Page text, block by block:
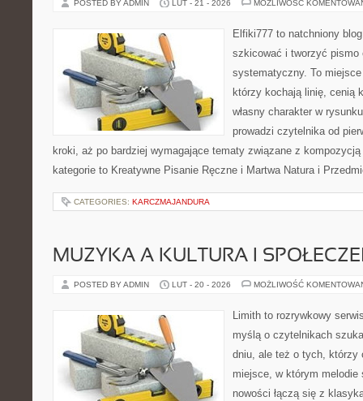
POSTED BY ADMIN LUT - 21 - 2026 MOŻLIWOŚĆ
Elfiki777 to natchniony
szkicować i tworzyć pismo
systematyczny. To
którzy kochają linię, cenią
własny charakter w
prowadzi czytelnika od
kroki, aż po bardziej wymagające tematy związane z
kategorie to Kreatywne Pisanie Ręczne i Martwa Natura i
CATEGORIES: KARCZMAJANDURA
MUZYKA A KULTURA I
POSTED BY ADMIN LUT - 20 - 2026 MOŻLIWOŚĆ
Limith to rozrywkowy
myślą o czytelnikach
dniu, ale też o tych, którzy
miejsce, w którym
nowości łączą się z